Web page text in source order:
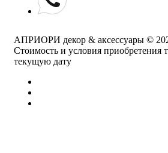
АПРИОРИ декор & аксессуары ©
Cтоимость и условия приобретения
текущую дату